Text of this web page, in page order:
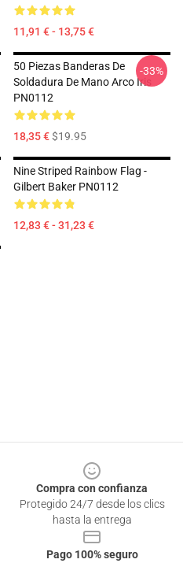
11,91 € - 13,75 €
50 Piezas Banderas De
Soldadura De Mano Arco Iris
PN0112
18,35 €$19.95
-33%
Nine Striped Rainbow Flag -
Gilbert Baker PN0112
12,83 € - 31,23 €
Compra con confianza
Protegido 24/7 desde los clics
hasta la entrega
Pago 100% seguro